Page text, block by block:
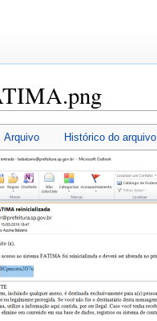
Arquivo Histórico do arquivo